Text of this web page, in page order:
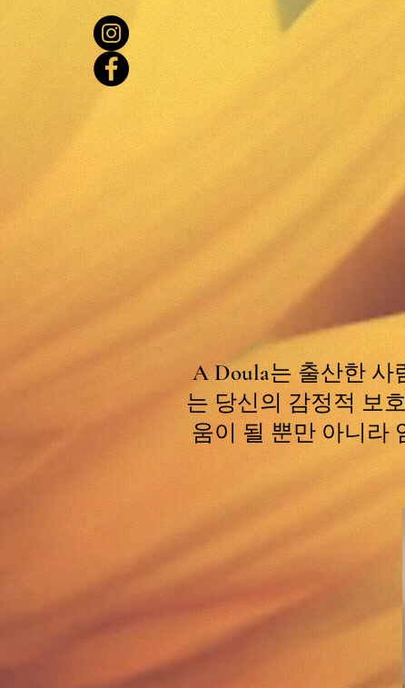
A Doula는 출산한 사
는 당신의 감정적 보
움이 될 뿐만 아니라